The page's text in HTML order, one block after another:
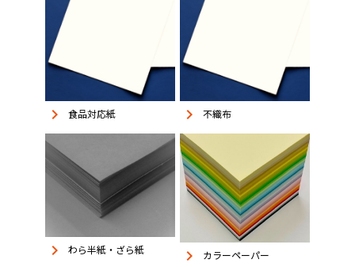
keyboard_arrow_right 食品対応紙 keyboard_arrow_right 不織布
keyboard_arrow_right わら半紙・ざら紙 keyboard_arrow_right カラーペーパー